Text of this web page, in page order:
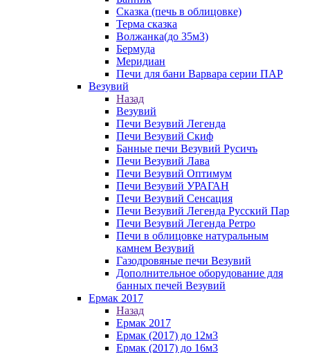
Сказка (печь в облицовке)
Терма сказка
Волжанка(до 35м3)
Бермуда
Меридиан
Печи для бани Варвара серии ПАР
Везувий
Назад
Везувий
Печи Везувий Легенда
Печи Везувий Скиф
Банные печи Везувий Русичъ
Печи Везувий Лава
Печи Везувий Оптимум
Печи Везувий УРАГАН
Печи Везувий Сенсация
Печи Везувий Легенда Русский Пар
Печи Везувий Легенда Ретро
Печи в облицовке натуральным
камнем Везувий
Газодровяные печи Везувий
Дополнительное оборудование для
банных печей Везувий
Ермак 2017
Назад
Ермак 2017
Ермак (2017) до 12м3
Ермак (2017) до 16м3